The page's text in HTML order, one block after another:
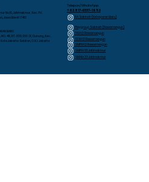
No.10, Jatimakmur, Kec. Pd.
Jawa Barat 17413
BARU
48, RT. 009, RW. 01, Gunung, Kec.
Jakarta Selatan, D.K.I. Jakarta
Telepon/WhatsApp
+62 817-0337-1952
RA Sakinah (Kebayoran Baru)
Playgroup Sakinah (Rawamangun)
TKIA 13 Rawamangun
SDIA 13 Rawamangun
SMPIA 12 Rawamangun
SMPIA 55 Jatimakmur
SMAIA 33 Jatimakmur